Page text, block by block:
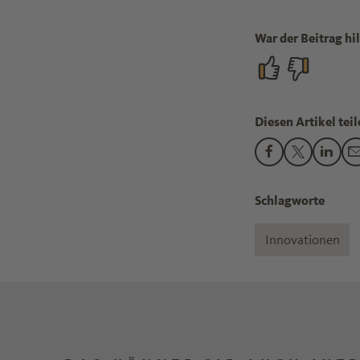
War der Beitrag
Diesen Artikel
Den Beitrag
Den Den
Schlagworte
Innovationen